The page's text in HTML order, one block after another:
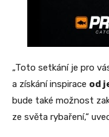
„Toto setkání je pro
a získání inspirace od
bude také možnost
ze světa rybaření,“